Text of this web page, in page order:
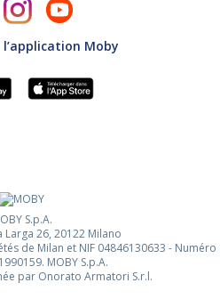
Moby
S.p.A.
Larga 26, 20122 Milano
de Milan et NIF 04846130633 - Numéro
MOBY S.p.A.
par Onorato Armatori S.r.l.